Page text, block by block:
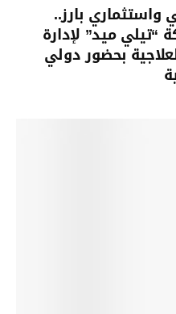
بارز..
“تيلي ميد” لإدارة
بحضور دولي